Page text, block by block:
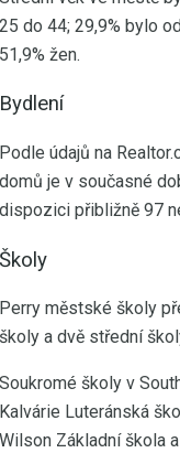
25 do 44; 29,9% bylo
51,9% žen.
Bydlení
Podle údajů na
domů je v současné
dispozici přibližně 97
Školy
Perry městské školy
školy a dvě střední
Soukromé školy v
Kalvárie Luteránská
Wilson Základní škola